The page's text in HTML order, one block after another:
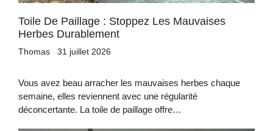
Toile De Paillage : Stoppez Les Mauvaises
Herbes Durablement
Thomas 31 juillet 2026
Vous avez beau arracher les mauvaises herbes chaque
semaine, elles reviennent avec une régularité
déconcertante. La toile de paillage offre…